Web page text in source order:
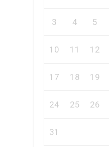
3 4 5
10 11 12
17 18 19
24 25 26
31